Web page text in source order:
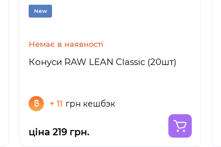
New
Немає в наявності
Конуси RAW LEAN Classic (20шт)
+ 11 грн кешбэк
ціна 219 грн.